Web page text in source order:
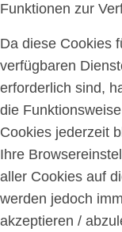
Funktionen zur
Da diese Cookies
verfügbaren
erforderlich sind,
die
Cookies jederzeit
Ihre
aller Cookies auf
werden jedoch
akzeptieren /